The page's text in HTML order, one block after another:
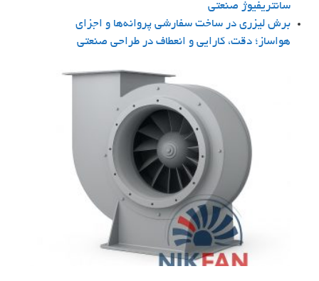
سانتریفیوژ صنعتی
برش لیزری در ساخت سفارشی پروانه‌ها و اجزای
هواساز؛ دقت، کارایی و انعطاف در طراحی صنعتی